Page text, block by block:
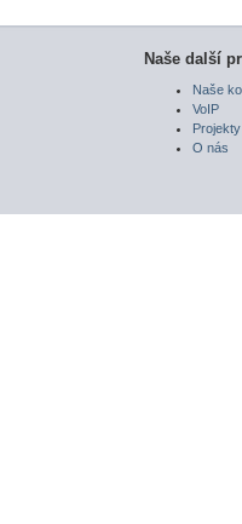
Naše další
Naše
VoIP
Projekty
O nás